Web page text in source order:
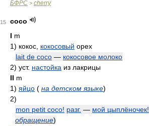
БФРС > cherry
15
coco
I m
1) кокос, кокосовый орех
lait de coco — кокосовое молоко
2) уст. настойка из лакрицы
II m
1) яйцо ( на детском языке)
2)
mon petit coco! разг. — мой цыплёночек!
обращение)